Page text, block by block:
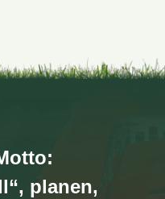
planen,